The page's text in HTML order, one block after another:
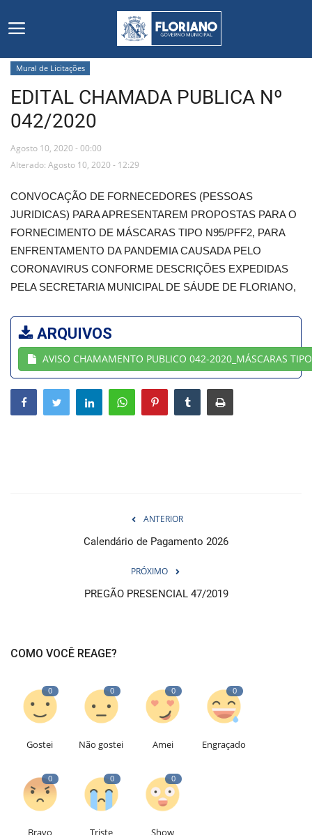
Início
Editais
Floriano
Secretarias e Órgãos
Mural de Licitações
Notícias
Webmail
Contato
Mural de Licitações
EDITAL CHAMADA PUBLICA Nº
042/2020
Agosto 10, 2020 - 00:00
Alterado: Agosto 10, 2020 - 12:29
CONVOCAÇÃO DE FORNECEDORES (PESSOAS
JURIDICAS) PARA APRESENTAREM PROPOSTAS PARA O
FORNECIMENTO DE MÁSCARAS TIPO N95/PFF2, PARA
ENFRENTAMENTO DA PANDEMIA CAUSADA PELO
CORONAVIRUS CONFORME DESCRIÇÕES EXPEDIDAS
PELA SECRETARIA MUNICIPAL DE SÁUDE DE FLORIANO,
ARQUIVOS
AVISO CHAMAMENTO PUBLICO 042-2020_MÁSCARAS
ANTERIOR
Calendário de Pagamento 2026
PRÓXIMO
PREGÃO PRESENCIAL 47/2019
COMO VOCÊ REAGE?
0
Gostei
0
Não gostei
0
Amei
0
Engraçado
0
Bravo
0
Triste
0
Show